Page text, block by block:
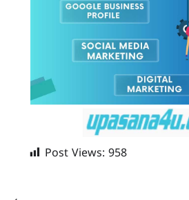
Post Views: 958